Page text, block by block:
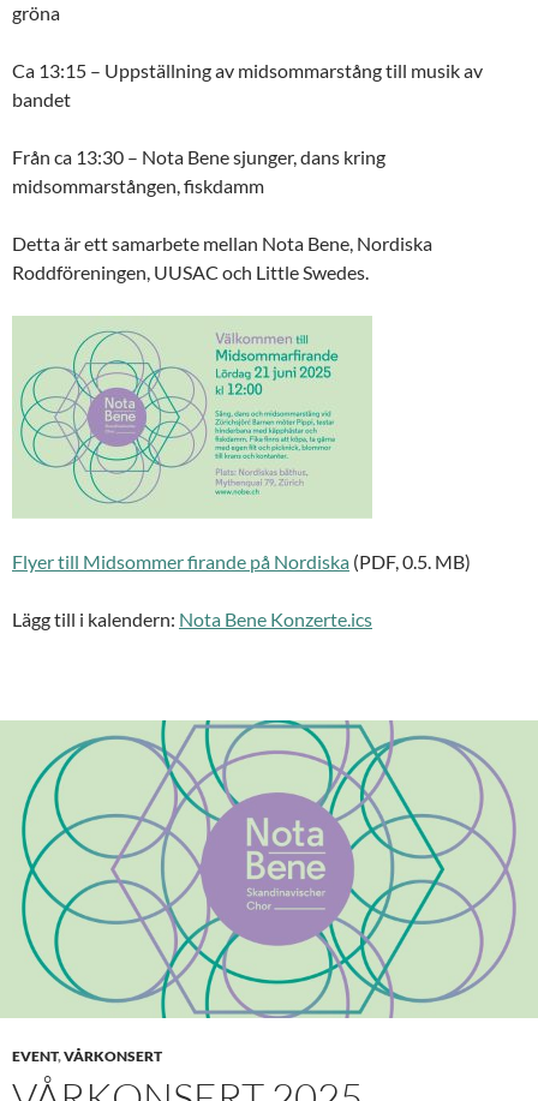
gröna
Ca 13:15 – Uppställning av midsommarstång till musik av
bandet
Från ca 13:30 – Nota Bene sjunger, dans kring
midsommarstången, fiskdamm
Detta är ett samarbete mellan Nota Bene, Nordiska
Roddföreningen, UUSAC och Little Swedes.
Flyer till Midsommer firande på Nordiska (PDF, 0.5. MB)
Lägg till i kalendern: Nota Bene Konzerte.ics
EVENT,VÅRKONSERT